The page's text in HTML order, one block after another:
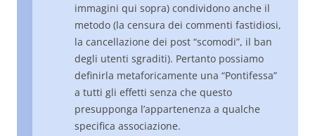
immagini qui sopra) condividono anche il
metodo (la censura dei commenti fastidiosi,
la cancellazione dei post “scomodi”, il ban
degli utenti sgraditi). Pertanto possiamo
definirla metaforicamente una “Pontifessa”
a tutti gli effetti senza che questo
presupponga l’appartenenza a qualche
specifica associazione.